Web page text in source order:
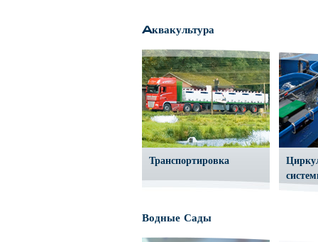
Aквакультура
Транспортировка
Водные Сады